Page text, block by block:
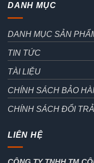
DANH MỤC
DANH MỤC SẢN
TIN TỨC
TÀI LIỆU
CHÍNH SÁCH BẢO
CHÍNH SÁCH ĐỔI
LIÊN HỆ